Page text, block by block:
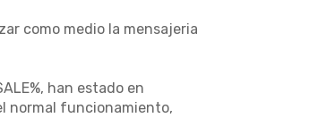
como medio la mensajeria
han estado en
normal funcionamiento,